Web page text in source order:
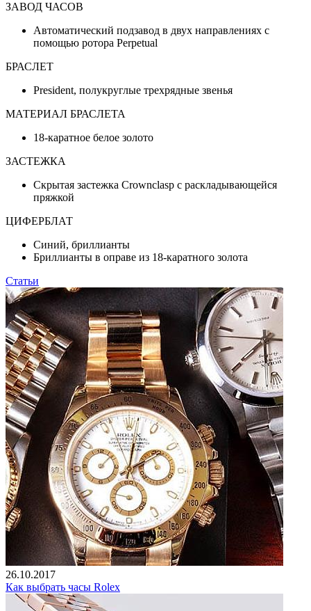
ЗАВОД ЧАСОВ
Автоматический подзавод в двух направлениях с
помощью ротора Perpetual
БРАСЛЕТ
President, полукруглые трехрядные звенья
МАТЕРИАЛ БРАСЛЕТА
18-каратное белое золото
ЗАСТЕЖКА
Скрытая застежка Crownclasp с раскладывающейся
пряжкой
ЦИФЕРБЛАТ
Синий, бриллианты
Бриллианты в оправе из 18-каратного золота
Статьи
26.10.2017
Как выбрать часы Rolex